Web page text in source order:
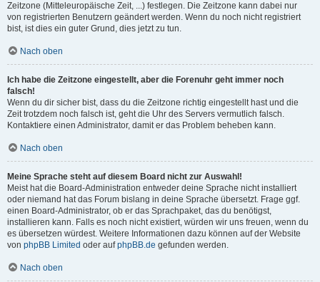
Zeitzone (Mitteleuropäische Zeit, ...) festlegen. Die Zeitzone kann dabei nur
von registrierten Benutzern geändert werden. Wenn du noch nicht registriert
bist, ist dies ein guter Grund, dies jetzt zu tun.
Nach oben
Ich habe die Zeitzone eingestellt, aber die Forenuhr geht immer noch
falsch!
Wenn du dir sicher bist, dass du die Zeitzone richtig eingestellt hast und die
Zeit trotzdem noch falsch ist, geht die Uhr des Servers vermutlich falsch.
Kontaktiere einen Administrator, damit er das Problem beheben kann.
Nach oben
Meine Sprache steht auf diesem Board nicht zur Auswahl!
Meist hat die Board-Administration entweder deine Sprache nicht installiert
oder niemand hat das Forum bislang in deine Sprache übersetzt. Frage ggf.
einen Board-Administrator, ob er das Sprachpaket, das du benötigst,
installieren kann. Falls es noch nicht existiert, würden wir uns freuen, wenn du
es übersetzen würdest. Weitere Informationen dazu können auf der Website
von phpBB Limited oder aufphpBB.de gefunden werden.
Nach oben